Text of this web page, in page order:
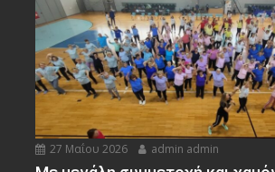
27 Μαΐου 2026 admin admin